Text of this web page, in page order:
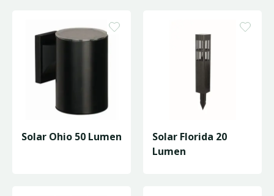
Solar Ohio 50 Lumen
Solar Florida 20
Lumen